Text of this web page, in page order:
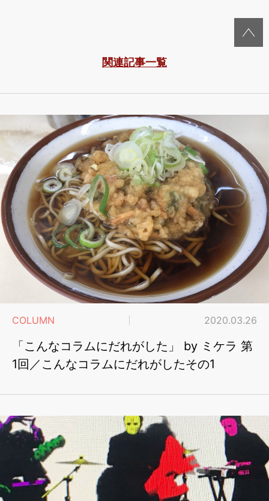
関連記事一覧
COLUMN 2020.03.26
「こんなコラムにだれがした」 by ミケラ 第
1回／こんなコラムにだれがしたその1